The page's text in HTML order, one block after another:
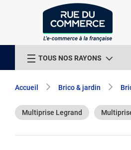
TOUS NOS RAYONS
Accueil Brico & jardin
Multiprise Legrand